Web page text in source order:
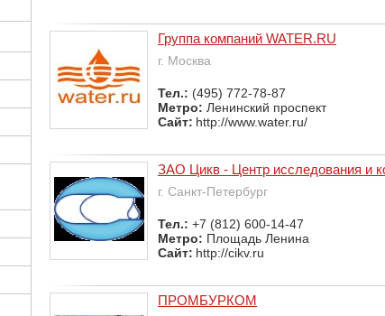
Группа компаний WATER.RU
г. Москва
Тел.: (495) 772-78-87
Метро: Ленинский проспект
Сайт: http://www.water.ru/
ЗАО Цикв - Центр исследования и
г. Санкт-Петербург
Тел.: +7 (812) 600-14-47
Метро: Площадь Ленина
Сайт: http://cikv.ru
ПРОМБУРКОМ